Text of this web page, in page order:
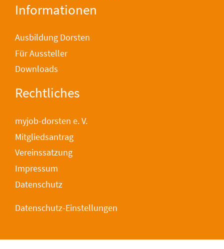
Informationen
Ausbildung Dorsten
Für Aussteller
Downloads
Rechtliches
myjob-dorsten e. V.
Mitgliedsantrag
Vereinssatzung
Impressum
Datenschutz
Datenschutz-Einstellungen